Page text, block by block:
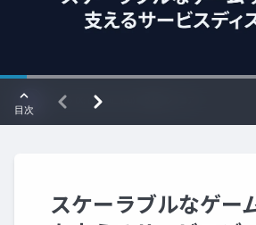
スケーラブルなゲー